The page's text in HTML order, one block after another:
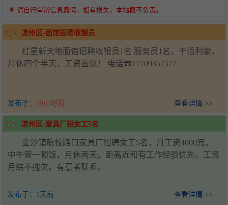
🌟 请自行审辨信息真假，如有损失，本站概不负责。
凉州区-面馆招聘收银员
红星新天地面馆招聘收银员1名 服务员1名，干活利索，
月休四个半天，工资面议！ 电话☎17709357577
发布于： 19小时前 查看详情 >>
凉州区-家具厂招女工5名
金沙镇航校路口家具厂招聘女工5名，月工资4000元，
中午管一顿饭，月休两天。距离近和有工作经验优先，工资
月结不拖欠。有意者联系。
发布于： 1天前 查看详情 >>